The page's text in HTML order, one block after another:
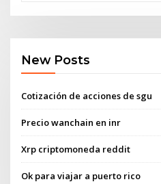
New Posts
Cotización de acciones de sgu
Precio wanchain en inr
Xrp criptomoneda reddit
Ok para viajar a puerto rico